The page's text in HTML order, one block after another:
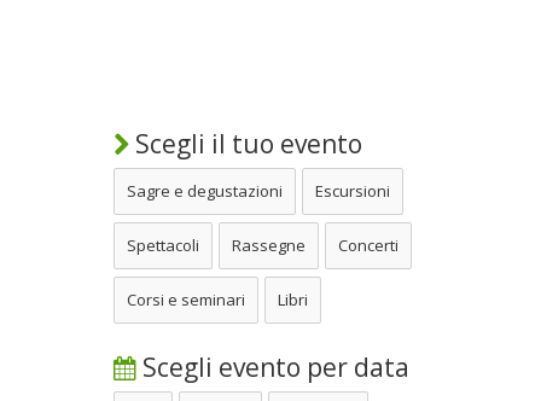
Scegli il tuo evento
Sagre e degustazioni Escursioni
Spettacoli Rassegne Concerti
Corsi e seminari Libri
Scegli evento per data